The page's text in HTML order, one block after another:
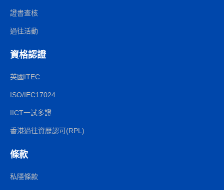
證書查核
過往活動
資格認證
英國ITEC
ISO/IEC17024
IICT一試多證
香港過往資歷認可(RPL)
條款
私隱條款